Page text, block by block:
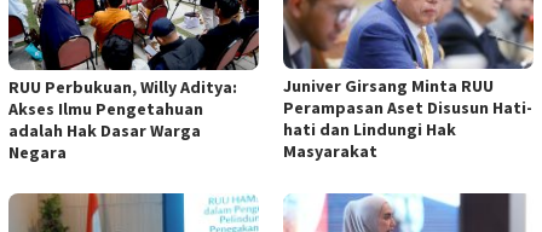
RUU Perbukuan, Willy Aditya:
Akses Ilmu Pengetahuan
adalah Hak Dasar Warga
Negara
Juniver Girsang Minta RUU
Perampasan Aset Disusun Hati-
hati dan Lindungi Hak
Masyarakat